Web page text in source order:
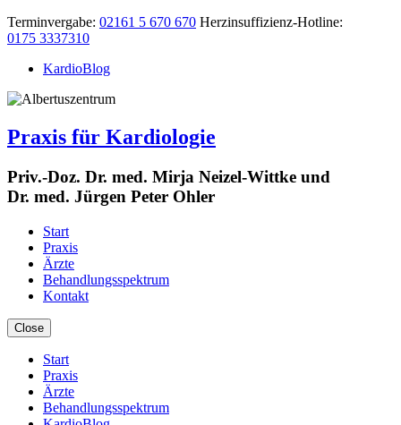
Terminvergabe: 02161 5 670 670 Herzinsuffizienz-Hotline:
0175 3337310
KardioBlog
Praxis für Kardiologie
Priv.-Doz. Dr. med. Mirja Neizel-Wittke und
Dr. med. Jürgen Peter Ohler
Start
Praxis
Ärzte
Behandlungsspektrum
Kontakt
Close
Start
Praxis
Ärzte
Behandlungsspektrum